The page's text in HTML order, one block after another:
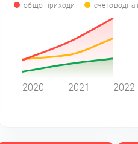
общо приходи счетоводна
2020 2021 2022